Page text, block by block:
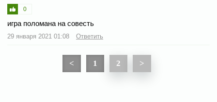
0
игра поломана на совесть
29 января 2021 01:08 Ответить
< 1 2 >